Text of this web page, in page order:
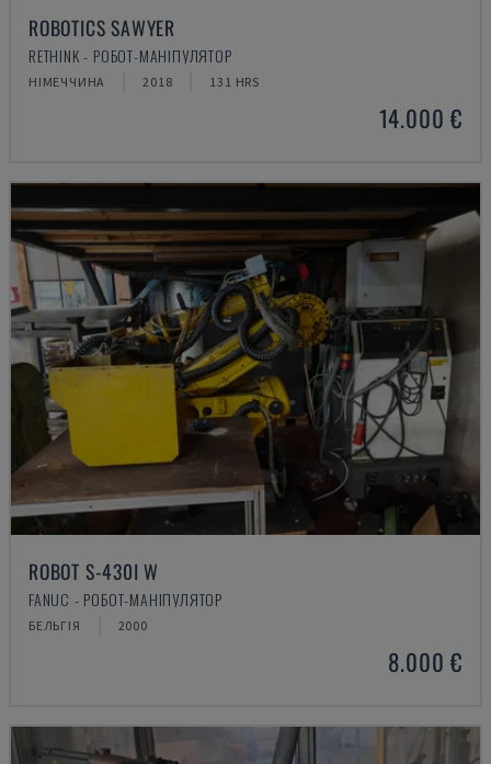
ROBOTICS SAWYER
RETHINK - РОБОТ-МАНІПУЛЯТОР
НІМЕЧЧИНА 2018 131 HRS
14.000 €
ROBOT S-430I W
FANUC - РОБОТ-МАНІПУЛЯТОР
БЕЛЬГІЯ 2000
8.000 €